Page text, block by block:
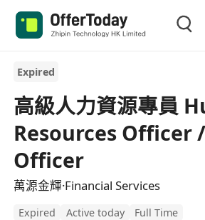
Expired
高級人力資源專員
Resources Officer
Officer
萬源金輝·Financial Services
Expired Active today Full Time